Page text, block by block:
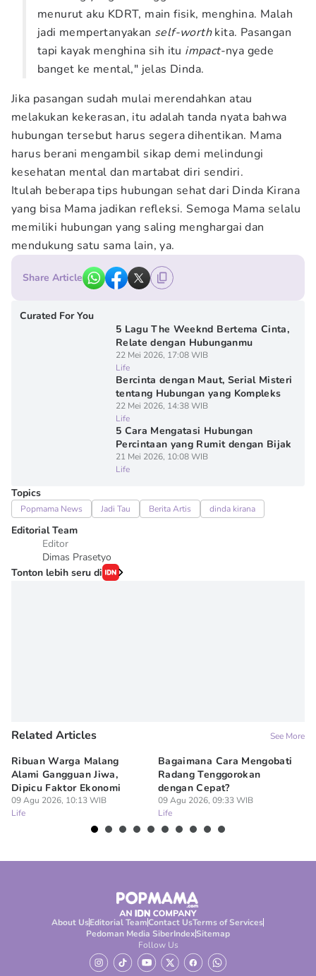
menurut aku KDRT, main fisik, menghina. Malah
jadi mempertanyakan self-worthkita. Pasangan
tapi kayak menghina sih itu impact-nya gede
banget ke mental," jelas Dinda.
Jika pasangan sudah mulai merendahkan atau
melakukan kekerasan, itu adalah tanda nyata bahwa
hubungan tersebut harus segera dihentikan. Mama
harus berani mengambil sikap demi melindungi
kesehatan mental dan martabat diri sendiri.
Itulah beberapa tips hubungan sehat dari Dinda Kirana
yang bisa Mama jadikan refleksi. Semoga Mama selalu
memiliki hubungan yang saling menghargai dan
mendukung satu sama lain, ya.
Share Article
Curated For You
5 Lagu The Weeknd Bertema Cinta,
Relate dengan Hubunganmu
22 Mei 2026, 17:08 WIB
Life
Bercinta dengan Maut, Serial Misteri
tentang Hubungan yang Kompleks
22 Mei 2026, 14:38 WIB
Life
5 Cara Mengatasi Hubungan
Percintaan yang Rumit dengan Bijak
21 Mei 2026, 10:08 WIB
Life
Topics
Popmama News Jadi Tau Berita Artis dinda kirana
Editorial Team
Editor
Dimas Prasetyo
Tonton lebih seru di
Related Articles See More
Ribuan Warga Malang
Alami Gangguan Jiwa,
Dipicu Faktor Ekonomi
09 Agu 2026, 10:13 WIB
Life
Bagaimana Cara Mengobati
Radang Tenggorokan
dengan Cepat?
09 Agu 2026, 09:33 WIB
Life
About UsEditorial TeamContact UsTerms of Services
Pedoman Media SiberIndexSitemap
Follow Us